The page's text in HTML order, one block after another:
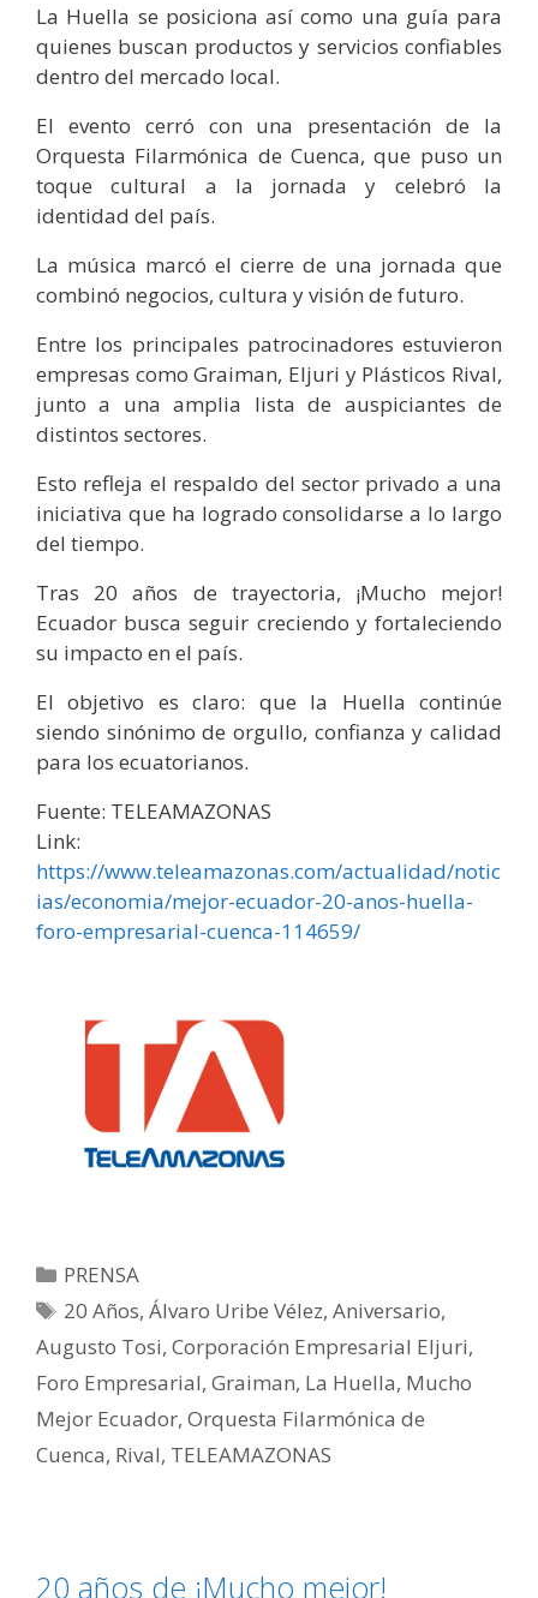
La Huella se posiciona así como una guía para
quienes buscan productos y servicios confiables
dentro del mercado local.
El evento cerró con una presentación de la
Orquesta Filarmónica de Cuenca, que puso un
toque cultural a la jornada y celebró la
identidad del país.
La música marcó el cierre de una jornada que
combinó negocios, cultura y visión de futuro.
Entre los principales patrocinadores estuvieron
empresas como Graiman, Eljuri y Plásticos Rival,
junto a una amplia lista de auspiciantes de
distintos sectores.
Esto refleja el respaldo del sector privado a una
iniciativa que ha logrado consolidarse a lo largo
del tiempo.
Tras 20 años de trayectoria, ¡Mucho mejor!
Ecuador busca seguir creciendo y fortaleciendo
su impacto en el país.
El objetivo es claro: que la Huella continúe
siendo sinónimo de orgullo, confianza y calidad
para los ecuatorianos.
Fuente: TELEAMAZONAS
Link:
https://www.teleamazonas.com/actualidad/notic
ias/economia/mejor-ecuador-20-anos-huella-
foro-empresarial-cuenca-114659/
PRENSA
20 Años,Álvaro Uribe Vélez,Aniversario,
Augusto Tosi, Corporación Empresarial Eljuri,
Foro Empresarial, Graiman, La Huella, Mucho
Mejor Ecuador, Orquesta Filarmónica de
Cuenca, Rival, TELEAMAZONAS
20 años de ¡Mucho mejor!